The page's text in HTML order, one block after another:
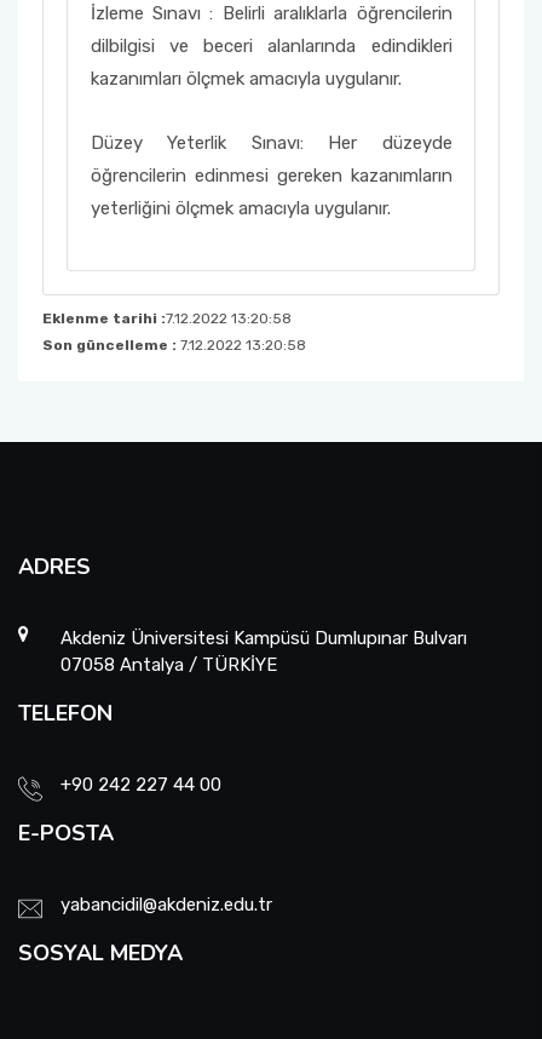
İzleme Sınavı : Belirli aralıklarla öğrencilerin
dilbilgisi ve beceri alanlarında edindikleri
kazanımları ölçmek amacıyla uygulanır.
Düzey Yeterlik Sınavı: Her düzeyde
öğrencilerin edinmesi gereken kazanımların
yeterliğini ölçmek amacıyla uygulanır.
Eklenme tarihi :7.12.2022 13:20:58
Son güncelleme : 7.12.2022 13:20:58
ADRES
Akdeniz Üniversitesi Kampüsü Dumlupınar Bulvarı
07058 Antalya / TÜRKİYE
TELEFON
+90 242 227 44 00
E-POSTA
yabancidil@akdeniz.edu.tr
SOSYAL MEDYA